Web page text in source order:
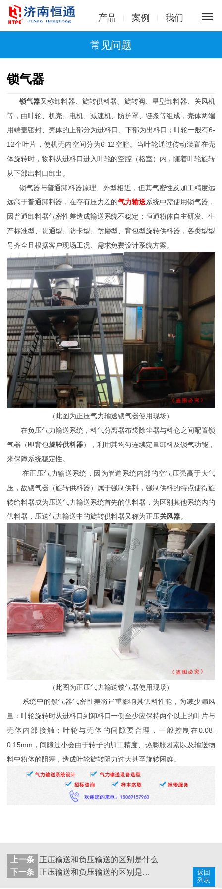
产品 案例 我们
常见问题
锁气器
锁气器又称卸料器、旋转供料器、旋转阀、星型卸料器、关风机
等，由叶轮、机壳、电机、减速机、防护罩、链条等组成，壳体两端
用端盖密封、壳体的上部分为进料口、下部为出料口；叶轮一般有6-
12个叶片，使机壳内空间分为6-12空腔。当叶轮通过传动装置在壳
体旋转时，物料从进料口进入叶轮的空腔（格室）内，随着叶轮旋转
从下部出料口卸出。
锁气器与普通卸料器原理、外型相近，但其气密性及加工精度远
远高于普通卸料器，在存有压力差的气力输送系统中需使用锁气器，
因普通卸料器气密性差造成输送系统不稳定；恒通粉体自主研发、生
产标准型、贯通型、防卡型、耐磨型、背包型旋转供料器，各类型型
号齐全且根据客户现场工况、需求免费设计系统方案。
（此图为正压气力输送锁气器使用现场）
在负压气力输送系统，料气分离器布袋除尘器与料仓之间配置锁
气器（即背包旋转供料器），利用其均匀连续定量卸料及锁气功能，
来保障系统稳定性。
在正压气力输送系统，因为管道系统内部的空气压强高于大气
压，故锁气器（旋转供料器）属于强制供料，强制供料的特点使得旋
转给料器成为压送气力输送系统首先的供料器，为区别其他系统内的
供料器，压送气力输送中的旋转供料器又称为正压关风器。
（此图为正压气力输送锁气器使用现场）
系统中的锁气器气密性差将严重影响其供料性能，为减少漏风
量：叶轮旋转时从进料口到卸料口一侧至少应保持两个以上的叶片与
壳体内部接触；叶轮与壳体的间隙要合理，一般控制在0.08-
0.15mm，间隙过小会由于转子的加工精度、热膨胀因素以及输送物
料中粉体的阻塞，造成叶轮旋转阻力过大甚至旋转困难。
上一条 正压输送和负压输送的区别是什么
返回
列表
下一条 正压输送和负压输送的区别是什么